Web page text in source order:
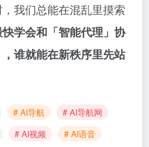
我们总能在混乱里摸索
学会和「智能代理」协
谁就能在新秩序里先站
# AI导航
# AI导航网
# AI视频
# AI语音